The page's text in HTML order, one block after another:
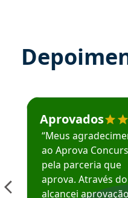
Estudante José
Aprovados
“Meus
ao Aprova
pela parceria que
aprova. Através
alcancei